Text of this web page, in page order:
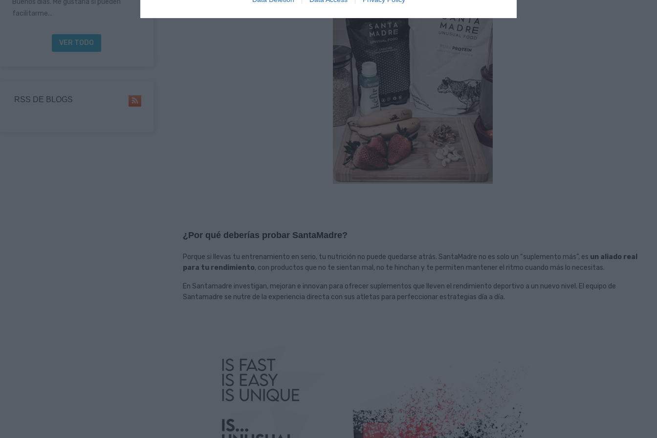
facilitarme...
VER TODO
RSS DE BLOGS
¿Por qué deberías probar SantaMadre?
Porque si llevas tu entrenamiento en serio, tu nutrición no puede quedarse atrás. SantaMadre no es solo un “suplemento más”, es un aliado real
para tu rendimiento, con productos que no te sientan mal, no te hinchan y te permiten mantener el ritmo cuando más lo necesitas.
En Santamadre investigan, mejoran e innovan para ofrecer suplementos que lleven el rendimiento deportivo a un nuevo nivel. El equipo de
Santamadre se nutre de la experiencia directa con sus atletas para perfeccionar estrategias día a día.